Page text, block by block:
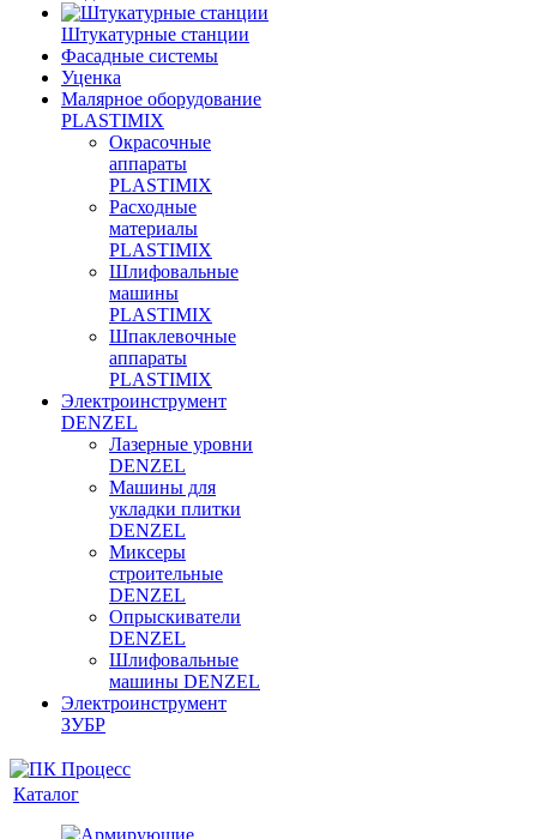
Штукатурные станции
Фасадные системы
Уценка
Малярное оборудование
PLASTIMIX
Окрасочные
аппараты
PLASTIMIX
Расходные
материалы
PLASTIMIX
Шлифовальные
машины
PLASTIMIX
Шпаклевочные
аппараты
PLASTIMIX
Электроинструмент
DENZEL
Лазерные уровни
DENZEL
Машины для
укладки плитки
DENZEL
Миксеры
строительные
DENZEL
Опрыскиватели
DENZEL
Шлифовальные
машины DENZEL
Электроинструмент
ЗУБР
Каталог